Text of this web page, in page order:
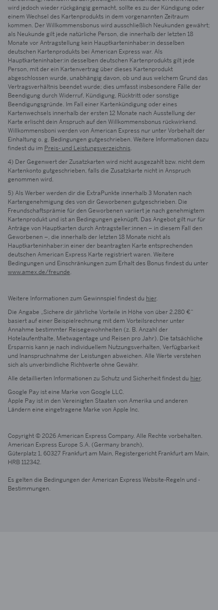
wird jedoch wieder rückgängig gemacht, sollte es zu der Kündigung oder
einem Wechsel des Kartenprodukts in dem vorgenannten Zeitraum
kommen. Der Willkommensbonus wird ausschließlich Neukunden gewährt;
als Neukunde gilt jede natürliche Person, die innerhalb der letzten 18
Monate vor Antragstellung kein Hauptkarteninhaber:in desselben
deutschen Kartenprodukts bei American Express war. Als
Hauptkarteninhaber:in desselben deutschen Kartenprodukts gilt jede
Person, mit der ein Kartenvertrag über dieses Kartenprodukt
abgeschlossen wurde, unabhängig davon, ob und aus welchem Grund das
Vertragsverhältnis beendet wurde; dies umfasst insbesondere Fälle der
Beendigung durch Widerruf, Kündigung, Rücktritt oder sonstige
Beendigungsgründe. Im Fall einer Kartenkündigung oder eines
Kartenwechsels innerhalb der ersten 12 Monate nach Ausstellung der
Karte erlischt dein Anspruch auf den Willkommensbonus rückwirkend.
Willkommensboni werden von American Express nur unter Vorbehalt der
Einhaltung o. g. Bedingungen gutgeschrieben. Weitere Informationen dazu
findest du im Preis- und Leistungsverzeichnis.
4) Der Gegenwert der Zusatzkarten wird nicht ausgezahlt bzw. nicht dem
Kartenkonto gutgeschrieben, falls die Zusatzkarte nicht in Anspruch
genommen wird.
5) Als Werber werden dir die ExtraPunkte innerhalb 3 Monaten nach
Kartengenehmigung des von dir Geworbenen gutgeschrieben. Die
Freundschaftsprämie für den Geworbenen variiert je nach genehmigtem
Kartenprodukt und ist an Bedingungen geknüpft. Das Angebot gilt nur für
Anträge von Hauptkarten durch Antragsteller:innen – in diesem Fall den
Geworbenen –, die innerhalb der letzten 18 Monate nicht als
Hauptkarteninhaber:in einer der beantragten Karte entsprechenden
deutschen American Express Karte registriert waren. Weitere
Bedingungen und Einschränkungen zum Erhalt des Bonus findest du unter
www.amex.de/freunde.
Weitere Informationen zum Gewinnspiel findest du hier.
Die Angabe „Sichere dir jährliche Vorteile in Höhe von über 2.280 €“
basiert auf einer Beispielrechnung mit dem Vorteilsrechner unter
Annahme bestimmter Reisegewohnheiten (z. B. Anzahl der
Hotelaufenthalte, Mietwagentage und Reisen pro Jahr). Die tatsächliche
Ersparnis kann je nach individuellem Nutzungsverhalten, Verfügbarkeit
und Inanspruchnahme der Leistungen abweichen. Alle Werte verstehen
sich als unverbindliche Richtwerte ohne Gewähr.
Alle detaillierten Informationen zu Schutz und Sicherheit findest du hier.
Google Pay ist eine Marke von Google LLC.
Apple Pay ist in den Vereinigten Staaten von Amerika und anderen
Ländern eine eingetragene Marke von Apple Inc.
Copyright © 2026 American Express Company. Alle Rechte vorbehalten.
American Express Europe S.A. (Germany branch),
Güterplatz 1, 60327 Frankfurtam Main, Registergericht Frankfurtam Main,
HRB 112342.
Es gelten die Bedingungen der American Express Website-Regeln und -
Bestimmungen.